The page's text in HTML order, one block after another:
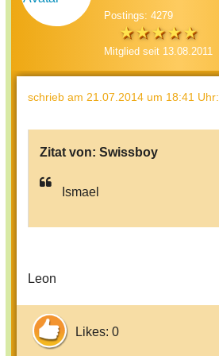
Postings: 4279
Mitglied seit 13.08.2011
schrieb am 21.07.2014 um 18:41 Uhr:
Zitat von: Swissboy
Ismael
Leon
Likes: 0